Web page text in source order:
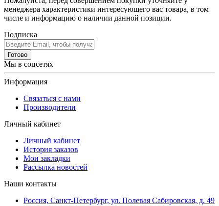
менеджера характеристики интересующего вас товара, в том
числе и информацию о наличии данной позиции.
Подписка
Готово
Мы в соцсетях
Информация
Связаться с нами
Производители
Личный кабинет
Личный кабинет
История заказов
Мои закладки
Рассылка новостей
Наши контакты
Россия, Санкт-Петербург, ул. Полевая Сабировская, д. 49